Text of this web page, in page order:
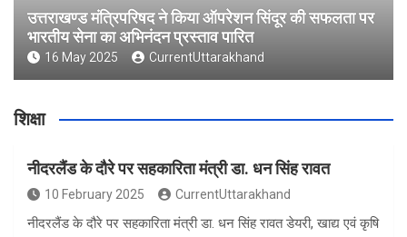
उत्तराखण्ड मंत्रिपरिषद ने किया ऑपरेशन सिंदूर की सफलता पर
भारतीय सेना का अभिनंदन प्रस्ताव पारित
16 May 2025 CurrentUttarakhand
शिक्षा
नीदरलैंड के दौरे पर सहकारिता मंत्री डा. धन सिंह रावत
10 February 2025 CurrentUttarakhand
नीदरलैंड के दौरे पर सहकारिता मंत्री डा. धन सिंह रावत डेयरी, खाद्य एवं कृषि